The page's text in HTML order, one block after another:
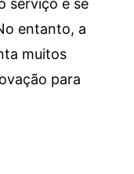
serviço e se
entanto, a
muitos
para